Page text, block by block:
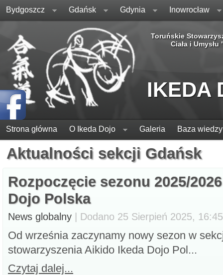
Bydgoszcz Gdańsk Gdynia Inowrocław
Toruńskie
Ciała i Umysłu
IKEDA
Strona główna O Ikeda Dojo Galeria Baza wiedzy
Aktualności sekcji Gdańsk
Rozpoczęcie sezonu 2025/
Dojo Polska
News globalny | Dodano 25 Sierpień 2025,
Od września zaczynamy nowy sezon w
stowarzyszenia Aikido Ikeda Dojo Pol...
Czytaj dalej...